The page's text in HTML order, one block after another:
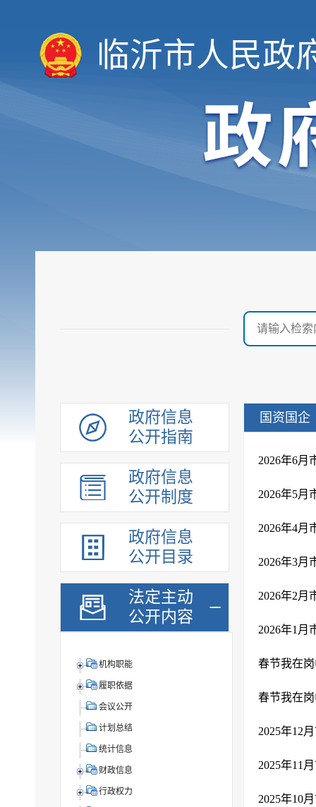
临沂市人民政
政府信息
公开指南
政府信息
公开制度
政府信息
公开目录
法定主动
公开内容
机构职能
履职依据
会议公开
计划总结
统计信息
财政信息
行政权力
国资国企
2026年6月
2026年5月
2026年4月
2026年3月
2026年2月
2026年1月
春节我在
春节我在
2025年12
2025年11
2025年10